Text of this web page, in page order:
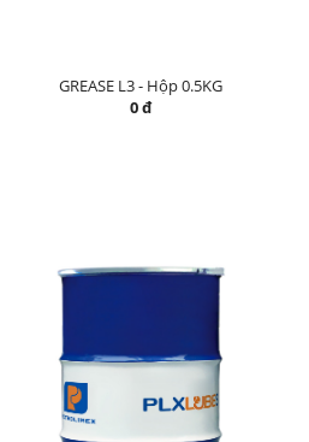
GREASE L3 - Hộp 0.5KG
0 đ